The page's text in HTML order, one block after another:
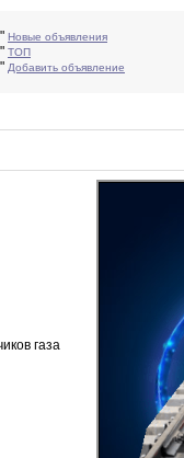
" Новые объявления
" ТОП
" Добавить объявление
газа